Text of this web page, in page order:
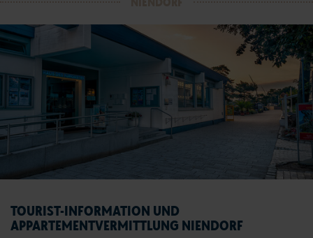
TOURIST-INFORMATION UND
APPARTEMENTVERMITTLUNG NIENDORF